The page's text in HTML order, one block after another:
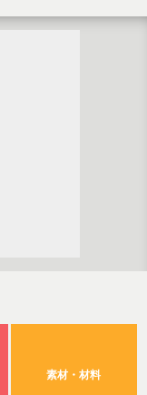
素材・材料